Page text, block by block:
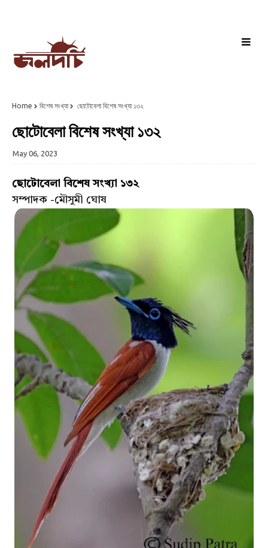
Home বিশেষ সংখ্যা ছোটোবেলা বিশেষ সংখ্যা ১৩২
ছোটোবেলা বিশেষ সংখ্যা ১৩২
May 06, 2023
ছোটোবেলা বিশেষ সংখ্যা ১৩২
সম্পাদক -মৌসুমী ঘোষ